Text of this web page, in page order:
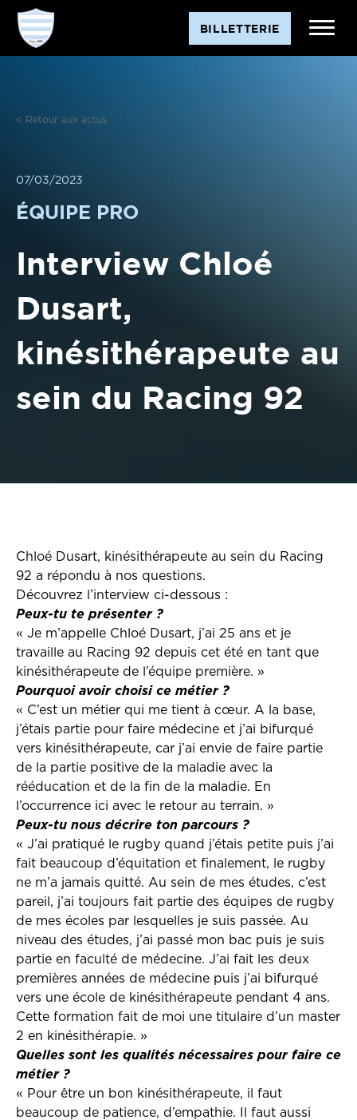
Aller
contenu
BILLETTERIE
< Retour aux actus
07/03/2023
ÉQUIPE PRO
Interview Chloé
Dusart,
kinésithérapeute au
sein du Racing 92
Chloé Dusart, kinésithérapeute au sein du Racing
92 a répondu à nos questions.
Découvrez l’interview ci-dessous :
Peux-tu te présenter ?
« Je m’appelle Chloé Dusart, j’ai 25 ans et je
travaille au Racing 92 depuis cet été en tant que
kinésithérapeute de l’équipe première. »
Pourquoi avoir choisi ce métier ?
« C’est un métier qui me tient à cœur. A la base,
j’étais partie pour faire médecine et j’ai bifurqué
vers kinésithérapeute, car j’ai envie de faire partie
de la partie positive de la maladie avec la
rééducation et de la fin de la maladie. En
l’occurrence ici avec le retour au terrain. »
Peux-tu nous décrire ton parcours ?
« J’ai pratiqué le rugby quand j’étais petite puis j’ai
fait beaucoup d’équitation et finalement, le rugby
ne m’a jamais quitté. Au sein de mes études, c’est
pareil, j’ai toujours fait partie des équipes de rugby
de mes écoles par lesquelles je suis passée. Au
niveau des études, j’ai passé mon bac puis je suis
partie en faculté de médecine. J’ai fait les deux
premières années de médecine puis j’ai bifurqué
vers une école de kinésithérapeute pendant 4 ans.
Cette formation fait de moi une titulaire d’un master
2 en kinésithérapie. »
Quelles sont les qualités nécessaires pour faire ce
métier ?
« Pour être un bon kinésithérapeute, il faut
beaucoup de patience, d’empathie. Il faut aussi